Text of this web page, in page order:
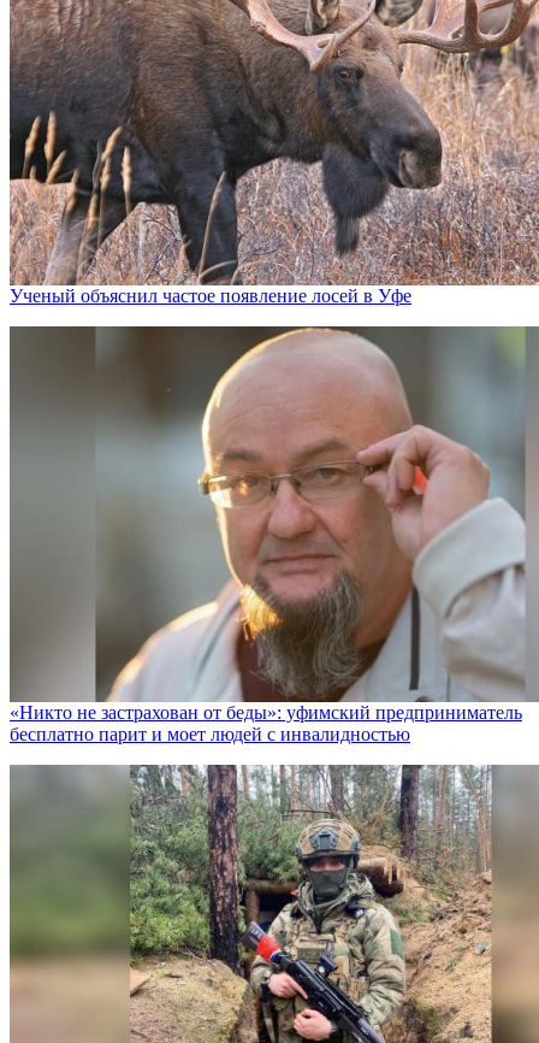
Ученый объяснил частое появление лосей в Уфе
«Никто не заcтрахован от беды»: уфимский предприниматель
бесплатно парит и моет людей с инвалидностью